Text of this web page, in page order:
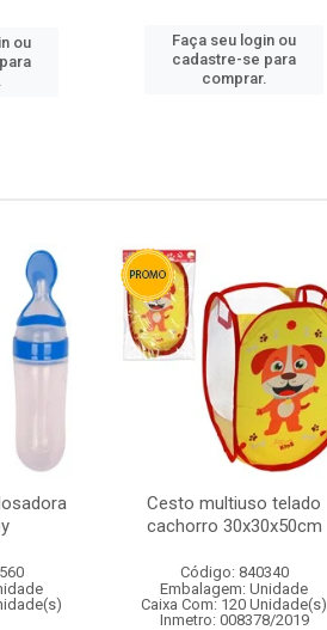
ou
Faça seu login ou
cadastre-se para
comprar.
Cesto multiuso telado
cachorro 30x30x50cm
Código: 840340
Embalagem: Unidade
Caixa Com: 120 Unidade(s)
Inmetro: 008378/2019